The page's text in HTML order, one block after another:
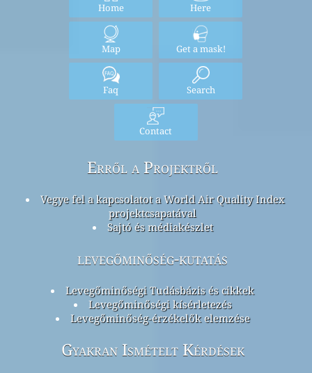
Home Here
Map Get a mask!
Faq Search
Contact
Erről a Projektről
Vegye fel a kapcsolatot a World Air Quality Index
projektcsapatával
Sajtó és médiakészlet
levegőminőség-kutatás
Levegőminőségi Tudásbázis és cikkek
Levegőminőségi kísérletezés
Levegőminőség-érzékelők elemzése
Gyakran Ismételt Kérdések